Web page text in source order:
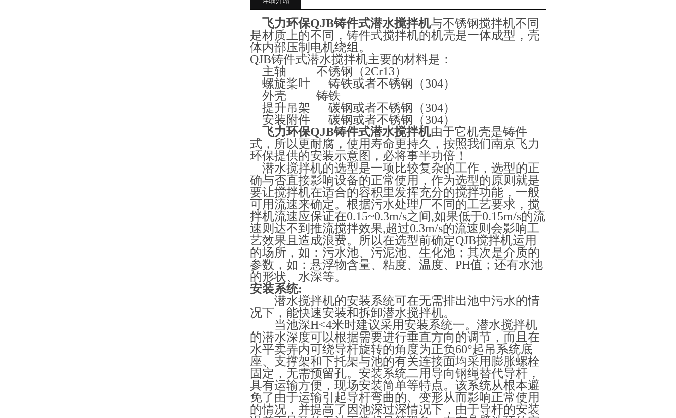
飞力环保QJB铸件式潜水搅拌机与不锈钢搅拌机不同
是材质上的不同，铸件式搅拌机的机壳是一体成型，壳
体内部压制电机绕组。
QJB铸件式潜水搅拌机主要的材料是：
主轴 不锈钢（2Cr13）
螺旋桨叶 铸铁或者不锈钢（304）
外壳 铸铁
提升吊架 碳钢或者不锈钢（304）
安装附件 碳钢或者不锈钢（304）
飞力环保QJB铸件式潜水搅拌机由于它机壳是铸件
式，所以更耐腐，使用寿命更持久，按照我们南京飞力
环保提供的安装示意图，必将事半功倍！
潜水搅拌机的选型是一项比较复杂的工作，选型的正
确与否直接影响设备的正常使用，作为选型的原则就是
要让搅拌机在适合的容积里发挥充分的搅拌功能，一般
可用流速来确定。根据污水处理厂不同的工艺要求，搅
拌机流速应保证在0.15~0.3m/s之间,如果低于0.15m/s的流
速则达不到推流搅拌效果,超过0.3m/s的流速则会影响工
艺效果且造成浪费。所以在选型前确定QJB搅拌机运用
的场所，如：污水池、污泥池、生化池；其次是介质的
参数，如：悬浮物含量、粘度、温度、PH值；还有水池
的形状、水深等。
安装系统:
潜水搅拌机的安装系统可在无需排出池中污水的情
况下，能快速安装和拆卸潜水搅拌机。
当池深H<4米时建议采用安装系统一。潜水搅拌机
的潜水深度可以根据需要进行垂直方向的调节，而且在
水平卖弄内可绕导杆旋转的角度为正负60°起吊系统底
座、支撑架和下托架与池的有关连接面均采用膨胀螺栓
固定，无需预留孔。安装系统二用导向钢绳替代导杆，
具有运输方便，现场安装简单等特点。该系统从根本避
免了由于运输引起导杆弯曲的、变形从而影响正常使用
的情况，并提高了因池深过深情况下，由于导杆的安装